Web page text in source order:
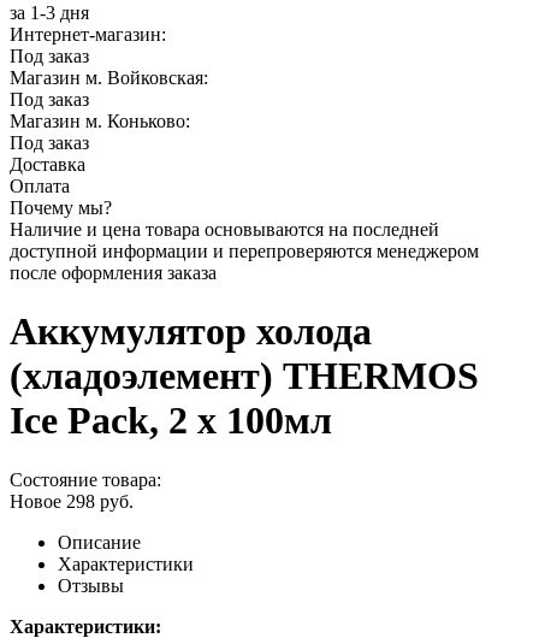
за 1-3 дня
Интернет-магазин:
Под заказ
Магазин м. Войковская:
Под заказ
Магазин м. Коньково:
Под заказ
Доставка
Оплата
Почему мы?
Наличие и цена товара основываются на последней
доступной информации и перепроверяются менеджером
после оформления заказа
Аккумулятор холода
(хладоэлемент) THERMOS
Ice Pack, 2 х 100мл
Состояние товара:
Новое 298 руб.
Описание
Характеристики
Отзывы
Характеристики: